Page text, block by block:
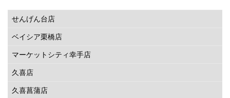
せんげん台店
ベイシア栗橋店
マーケットシティ幸手店
久喜店
久喜菖蒲店